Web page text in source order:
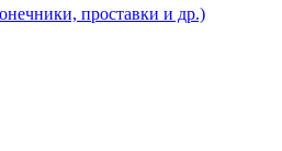
проставки и др.)